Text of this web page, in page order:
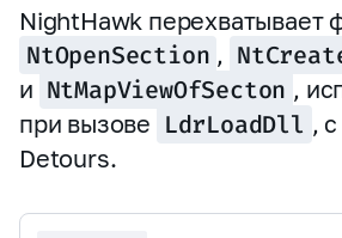
NightHawk перехватывает
NtOpenSection ,
и NtMapViewOfSecton ,
при вызове LdrLoadDll ,
Detours.